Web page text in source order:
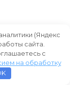
(Яндекс
сайта.
с
на обработку